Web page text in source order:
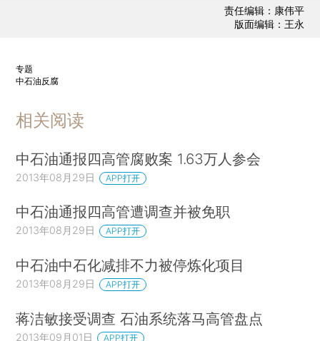
责任编辑：康伟平
版面编辑：王永
专题
中石油反腐
相关阅读
中石油通报四高管腐败案 1.63万人参会
2013年08月29日 APP打开
中石油通报四高管遭调查并被免职
2013年08月29日 APP打开
中石油中石化减排不力被停炼化项目
2013年08月29日 APP打开
蒋洁敏接受调查 石油系统落马高管盘点
2013年09月01日 APP打开